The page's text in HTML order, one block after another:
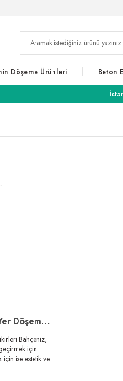
Döşeme Ürünleri Beton
Villa Bahçenize Hayat Veren Yer Döşeme Fikirleri
Bahçeniz,
için
için ise estetik ve
hangisi? Bu